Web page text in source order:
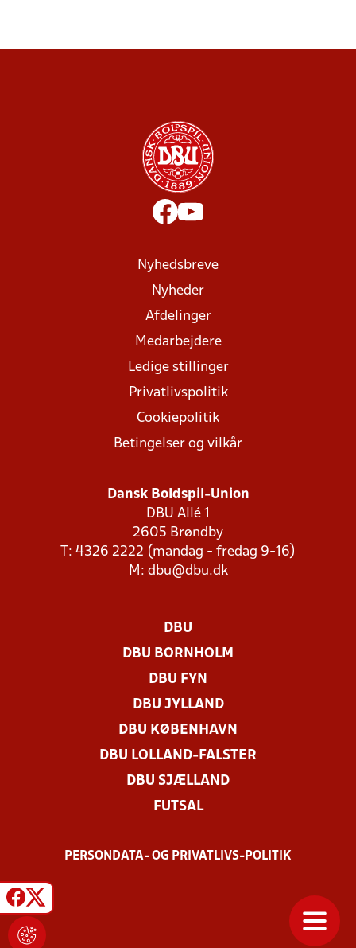
Nyhedsbreve
Nyheder
Afdelinger
Medarbejdere
Ledige stillinger
Privatlivspolitik
Cookiepolitik
Betingelser og vilkår
Dansk Boldspil-Union
DBU Allé 1
2605 Brøndby
T: 4326 2222 (mandag - fredag 9-16)
M: dbu@dbu.dk
DBU
DBU BORNHOLM
DBU FYN
DBU JYLLAND
DBU KØBENHAVN
DBU LOLLAND-FALSTER
DBU SJÆLLAND
FUTSAL
PERSONDATA- OG PRIVATLIVS-POLITIK